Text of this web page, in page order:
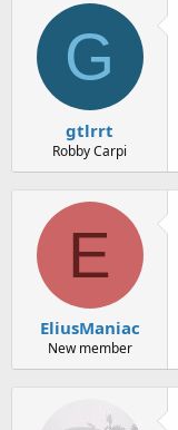
s
'
n
i
G
gtlrrt
Robby Carpi
E
EliusManiac
New member